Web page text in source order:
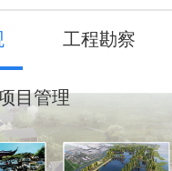
工程勘察
目管理